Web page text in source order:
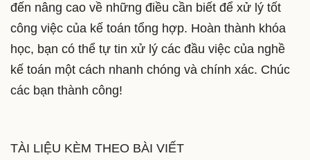
đến nâng cao về những điều cần biết để xử lý tốt
công việc của kế toán tổng hợp. Hoàn thành khóa
học, bạn có thể tự tin xử lý các đầu việc của nghề
kế toán một cách nhanh chóng và chính xác. Chúc
các bạn thành công!
TÀI LIỆU KÈM THEO BÀI VIẾT